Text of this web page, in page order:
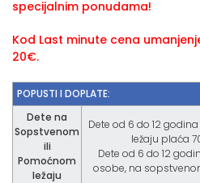
specijalnim ponudama!
Kod Last minute cena
20€.
POPUSTI I DOPLATE:
Dete na
Sopstvenom
ili
Pomoćnom
ležaju
Dete od 6 do 12
ležaju plaća
Dete od 6 do 12
osobe, na